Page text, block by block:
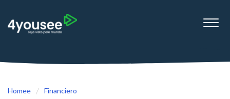
Homee Financiero